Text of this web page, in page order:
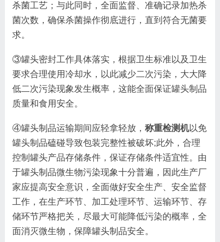
杀菌工艺；与此同时，全面监督、准确记录加热杀
菌次数，确保杀菌操作彻底进行，直到符合无菌要
求。
③罐头密封工作具体落实，根据卫生标准以及卫生
要求合理使用冷却水，以此减少二次污染，大大 降
低二次污染现象发生概率，这能全面保证罐头制品
质量和食用安全。
④罐头制品运输期间应轻拿轻放， 称重检测机以免
罐头制品磕碰导致包装完整性被破坏;此外，合理
控制罐头产品存储条件，保证存储条件适宜性。由
于罐头制品微生物污染现象十分普遍，因此生产厂
家应提高安全意识，全面做好安全生产、安全监督
工作， 在生产环节、加工处理环节、运输环节、存
储环节严格把关，尽最大可能降低污染的概率，全
面消灭微生物，保障罐头制品安全。